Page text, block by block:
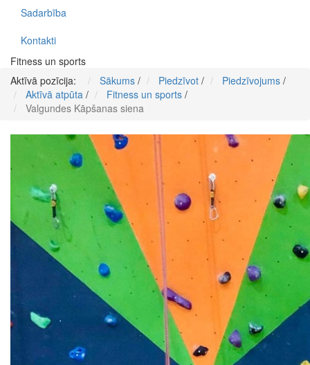
Sadarbība
Kontakti
Fitness un sports
Aktīvā pozīcija:
Sākums / Piedzīvot / Piedzīvojums /
Aktīvā atpūta / Fitness un sports /
Valgundes Kāpšanas siena